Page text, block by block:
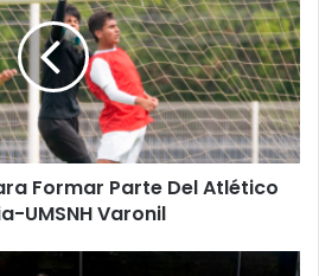
Formar Parte Del Atlético
UMSNH Varonil